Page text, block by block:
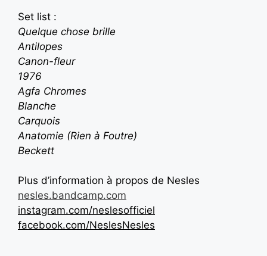
Set list :
Quelque chose brille
Antilopes
Canon-fleur
1976
Agfa Chromes
Blanche
Carquois
Anatomie (Rien à Foutre)
Beckett
Plus d’information à propos de Nesles
nesles.bandcamp.com
instagram.com/neslesofficiel
facebook.com/NeslesNesles